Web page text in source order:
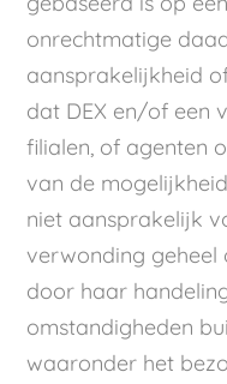
onrechtmatige
aansprakelijkheid
dat DEX en/of een
filialen, of agenten
van de
niet aansprakelijk
verwonding
door haar
omstandigheden
waaronder het